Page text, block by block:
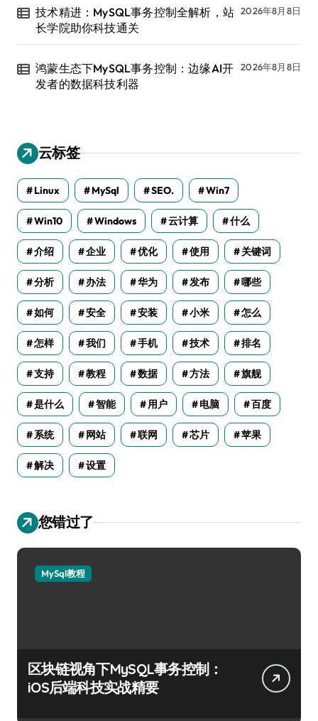
技术精进：MySQL事务控制全解析，站
长学院助你科技通关
2026年8月8日
鸿蒙生态下MySQL事务控制：边缘AI开
发者的数据科技利器
2026年8月8日
云标签
Linux MySql SEO. Win7
Win10 Windows 云计算 什么
介绍 企业 优化 使用 关键词
分析 办法 华为 发布 哪些
如何 安全 安装 小米 怎么
怎样 我们 手机 技术 排名
支持 教程 数据 方法 旗舰
是什么 智能 用户 电脑 百度
系统 网站 联网 芯片 苹果
解决 设置
您错过了
MySql教程
区块链视角下MySQL事务控制：
iOS后端科技实战精要